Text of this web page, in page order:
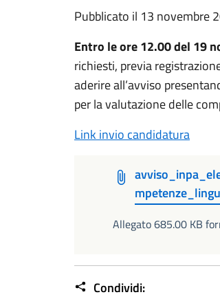
Pubblicato il 13 novembre
Entro le ore 12.00 del 19
richiesti, previa
aderire all’avviso
per la valutazione delle
Link invio candidatura
Allegato 685.00 KB
Condividi: